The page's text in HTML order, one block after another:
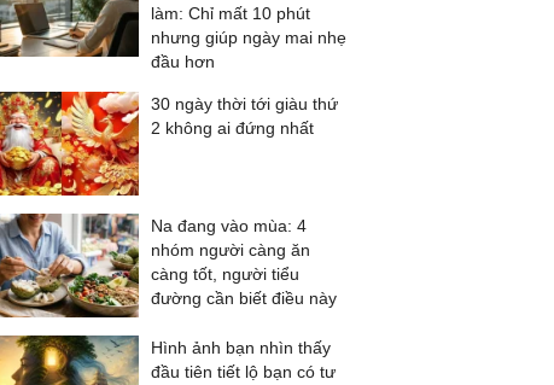
làm: Chỉ mất 10 phút
nhưng giúp ngày mai nhẹ
đầu hơn
30 ngày thời tới giàu thứ
2 không ai đứng nhất
Na đang vào mùa: 4
nhóm người càng ăn
càng tốt, người tiểu
đường cần biết điều này
Hình ảnh bạn nhìn thấy
đầu tiên tiết lộ bạn có tư